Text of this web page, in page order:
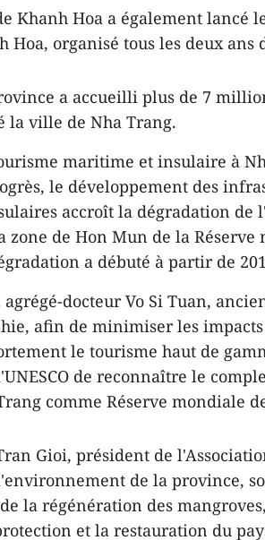
Khanh Hoa a également lancé
Hoa, organisé tous les deux ans
a accueilli plus de 7
la ville de Nha Trang.
maritime et insulaire à
le développement des
accroît la dégradation
zone de Hon Mun de la
a débuté à partir de
agrégé-docteur Vo Si Tuan,
afin de minimiser les
le tourisme haut de
de reconnaître le
comme Réserve mondiale
Gioi, président de
de la province,
la régénération des
et la restauration du